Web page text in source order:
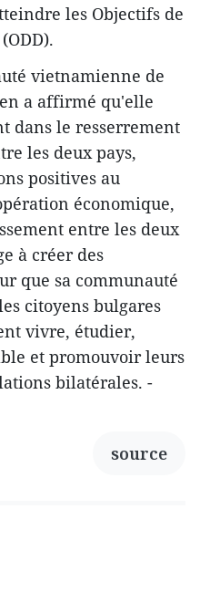
les Objectifs de
vietnamienne de
a affirmé qu'elle
dans le resserrement
les deux pays,
positives au
économique,
entre les deux
à créer des
que sa communauté
citoyens bulgares
vivre, étudier,
et promouvoir leurs
bilatérales. -
source